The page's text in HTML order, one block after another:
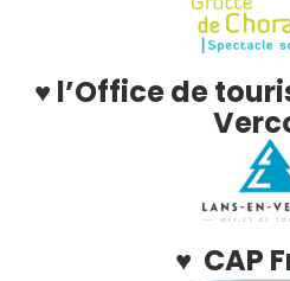
♥ l’Office de
♥ CAP